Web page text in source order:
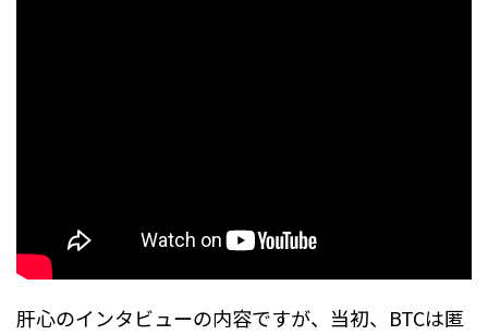
肝心のインタビューの内容ですが、当初、BTCは匿